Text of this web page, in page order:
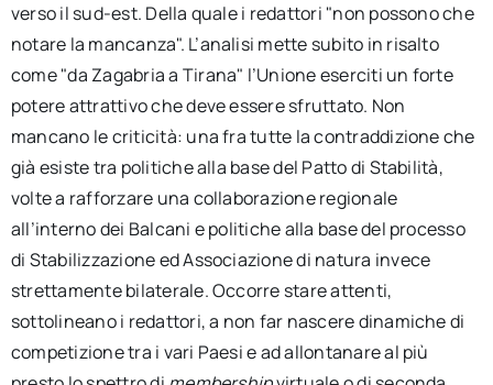
verso il sud-est. Della quale i redattori "non possono che
notare la mancanza". L’analisi mette subito in risalto
come "da Zagabria a Tirana" l’Unione eserciti un forte
potere attrattivo che deve essere sfruttato. Non
mancano le criticità: una fra tutte la contraddizione che
già esiste tra politiche alla base del Patto di Stabilità,
volte a rafforzare una collaborazione regionale
all’interno dei Balcani e politiche alla base del processo
di Stabilizzazione ed Associazione di natura invece
strettamente bilaterale. Occorre stare attenti,
sottolineano i redattori, a non far nascere dinamiche di
competizione tra i vari Paesi e ad allontanare al più